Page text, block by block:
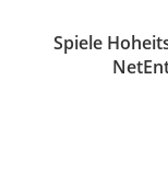
Spiele